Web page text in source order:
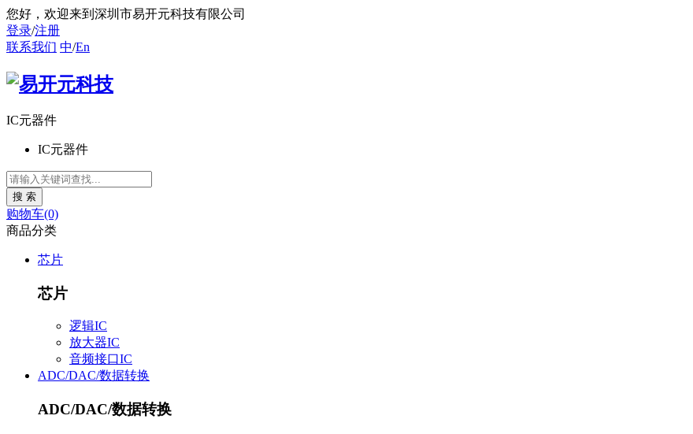
您好 ，欢迎来到深圳市易开元科技有限公司
登录/注册
联系我们 中/En
IC元器件
IC元器件
购物车(0)
商品分类
芯片
芯片
逻辑IC
放大器IC
音频接口IC
ADC/DAC/数据转换
ADC/DAC/数据转换